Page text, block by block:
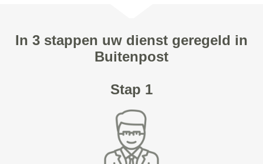
In 3 stappen uw dienst geregeld in
Buitenpost
Stap 1